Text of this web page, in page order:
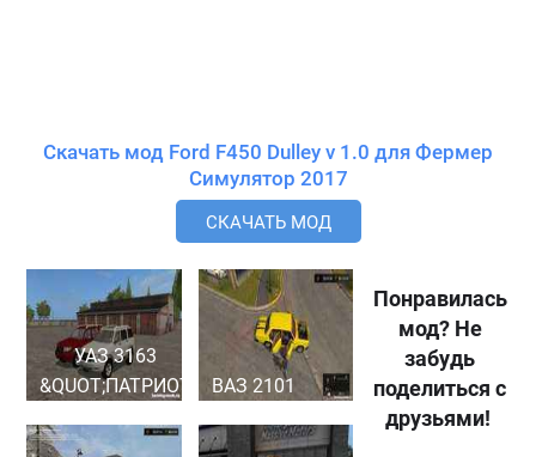
Скачать мод Ford F450 Dulley v 1.0 для Фермер
Симулятор 2017
СКАЧАТЬ МОД
УАЗ 3163
&QUOT;ПАТРИОТ
ВАЗ 2101
Понравилась
мод? Не
забудь
поделиться с
друзьями!